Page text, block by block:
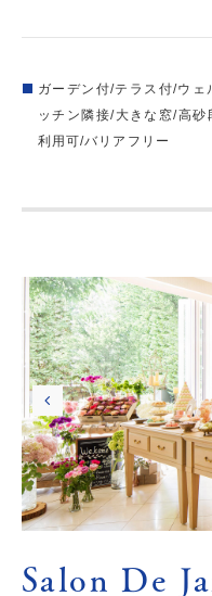
ガーデン付/テラス付/ウ
ッチン隣接/大きな窓/高
利用可/バリアフリー
Salon De